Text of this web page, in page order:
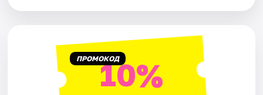
ПРОМОКОД10%